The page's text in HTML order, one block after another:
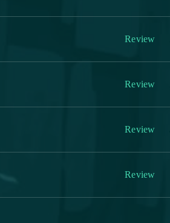
Review
Review
Review
Review